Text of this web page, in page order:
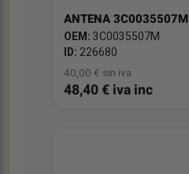
ANTENA 3C0035507M
OEM: 3C0035507M
ID: 226680
40,00 € sin iva
48,40 € iva inc